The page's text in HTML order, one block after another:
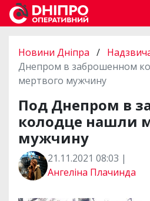
Новини Дніпра /
Днепром в заброшенном
мертвого мужчину
Под Днепром в
колодце нашли
мужчину
21.11.2021 08:03 |
Ангеліна Плачинда